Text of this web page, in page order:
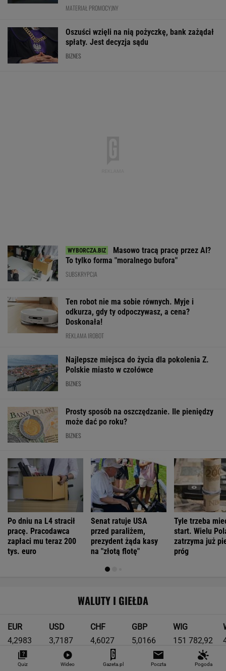
MATERIAŁ PROMOCYJNY
Oszuści wzięli na nią pożyczkę, bank zażądał
spłaty. Jest decyzja sądu
BIZNES
Masowo tracą pracę przez AI?
To tylko forma "moralnego bufora"
SUBSKRYPCJA
Ten robot nie ma sobie równych. Myje i
odkurza, gdy ty odpoczywasz, a cena?
Doskonała!
REKLAMA IROBOT
Najlepsze miejsca do życia dla pokolenia Z.
Polskie miasto w czołówce
BIZNES
Prosty sposób na oszczędzanie. Ile pieniędzy
może dać po roku?
BIZNES
Po dniu na L4 stracił
pracę. Pracodawca
zapłaci mu teraz 200
tys. euro
Senat ratuje USA
przed paraliżem,
prezydent żąda kasy
na "złotą flotę"
Tyle trzeba
start. Wielu
zatrzyma już
próg
WALUTY I GIEŁDA
EUR
4,2983
-0,09%
USD
3,7187
-0,41%
CHF
4,6027
GBP
5,0166
-0,13%
WIG
151 782,92
Quiz Wideo Gazeta.pl Poczta Pogoda